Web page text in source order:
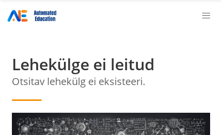
Lehekülge ei leitud
Otsitav lehekülg ei eksisteeri.